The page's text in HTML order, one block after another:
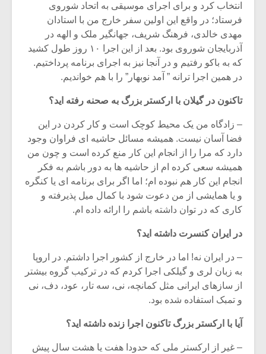
انتخاب کرد و برای اجرای موسیقی به اتحاد شوروی
فرستاد؛ در واقع این اولین سفر خارج من با استادان
مهدی خالدی، فرهنگ شریف، جهانگیر ملک و الهه در
آذربایجان شوروی بود. بعد از این اجرا ۱۰ روز طول کشید
که به باکو رفتیم و در آنجا نیز به اجرای برنامه پرداختیم.
در همین اجرا ترانه ” آمد نوبهار” را با هم خواندیم.
تاکنون در گیلان با ارکستر بزرگ به صحنه رفته اید؟
– زادگاه من یک محیط کوچک است و کار کردن در این
فضا آسان نیست. همیشه مسائل حاشیه ای فراوان وجود
دارد که مرا را از انجام این کار منع کرده است و چون من
همیشه سعی کرده ام از حاشیه ها به دور باشم به فکر
انجام این کار هم نبوده ام؛ اما اگر برای برنامه ای یا کنگره
و یا همایشی از من دعوت شود با کمال میل پذیرفته و
کاری که در توان داشته باشم را ارائه داده ام.
در ایران کنسرت داشته اید؟
– در ایران نه! اما در خارج از کشور اجرا داشتم. در اروپا
به زبان لری و گیلکی اجرا کردم که در ترکیب گروه بیشتر
از سازهای ایرانی مثل کمانچه، نی، سه تار، عود، دف، نی
و تمبک استفاده شده بود.
آیا با ارکستر بزرگ تاکنون اجرا زنده داشته اید؟
– غیر از ارکستر ملی که حدودا هفت یا هشت سال پیش